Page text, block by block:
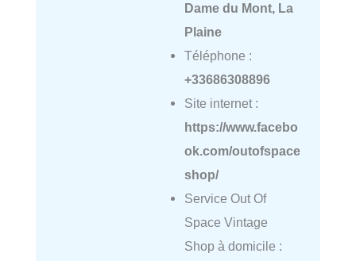
Dame du Mont, La
Plaine
Téléphone :
+33686308896
Site internet :
https://www.facebo
ok.com/outofspace
shop/
Service Out Of
Space Vintage
Shop à domicile :